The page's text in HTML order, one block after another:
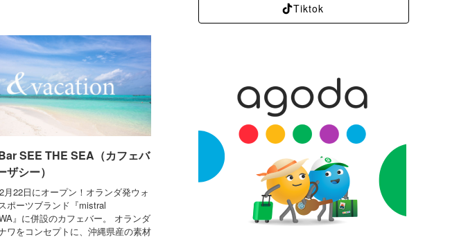
SEE THE SEA（カフェバ
ザシー）
月22日にオープン！オランダ発ウォ
ポーツブランド『mistral
』に併設のカフェバー。 オランダ
ワをコンセプトに、沖縄県産の素材
Tiktok